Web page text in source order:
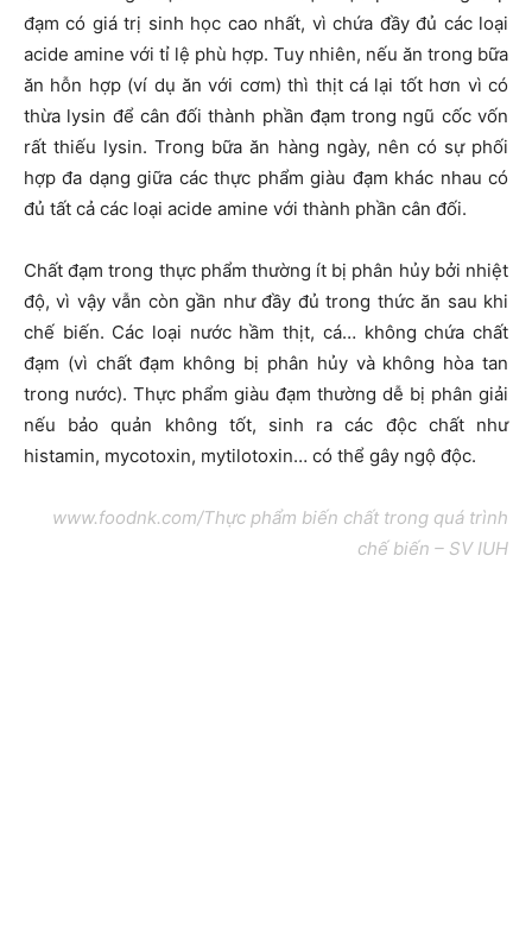
đạm có giá trị sinh học cao nhất, vì chứa đầy đủ các loại
acide amine với tỉ lệ phù hợp. Tuy nhiên, nếu ăn trong bữa
ăn hỗn hợp (ví dụ ăn với cơm) thì thịt cá lại tốt hơn vì có
thừa lysin để cân đối thành phần đạm trong ngũ cốc vốn
rất thiếu lysin. Trong bữa ăn hàng ngày, nên có sự phối
hợp đa dạng giữa các thực phẩm giàu đạm khác nhau có
đủ tất cả các loại acide amine với thành phần cân đối.
Chất đạm trong thực phẩm thường ít bị phân hủy bởi nhiệt
độ, vì vậy vẫn còn gần như đầy đủ trong thức ăn sau khi
chế biến. Các loại nước hầm thịt, cá… không chứa chất
đạm (vì chất đạm không bị phân hủy và không hòa tan
trong nước). Thực phẩm giàu đạm thường dễ bị phân giải
nếu bảo quản không tốt, sinh ra các độc chất như
histamin, mycotoxin, mytilotoxin… có thể gây ngộ độc.
www.foodnk.com/Thực phẩm biến chất trong quá trình
chế biến – SV IUH